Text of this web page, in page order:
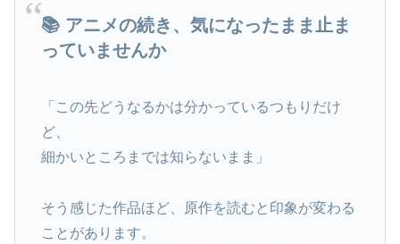
📚 アニメの続き、気になったまま止ま
っていませんか
「この先どうなるかは分かっているつもりだけ
ど、
細かいところまでは知らないまま」
そう感じた作品ほど、原作を読むと印象が変わる
ことがあります。